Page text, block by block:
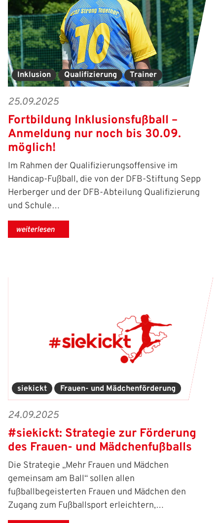
Inklusion Qualifizierung Trainer
25.09.2025
Fortbildung Inklusionsfußball –
Anmeldung nur noch bis 30.09.
möglich!
Im Rahmen der Qualifizierungsoffensive im
Handicap-Fußball, die von der DFB-Stiftung Sepp
Herberger und der DFB-Abteilung Qualifizierung
und Schule…
weiterlesen
siekickt Frauen- und Mädchenförderung
24.09.2025
#siekickt: Strategie zur Förderung
des Frauen- und Mädchenfußballs
Die Strategie „Mehr Frauen und Mädchen
gemeinsam am Ball“ sollen allen
fußballbegeisterten Frauen und Mädchen den
Zugang zum Fußballsport erleichtern,…
WEBSITE DURCHSUCHEN
Aktuelle Seite als Lesezeichen speichern
Benutzeranmeldung
Bitte geben Sie Ihren Benutzernamen und Ihr Passwort ein, um
Anmelden
Benutzername:
Passwort: